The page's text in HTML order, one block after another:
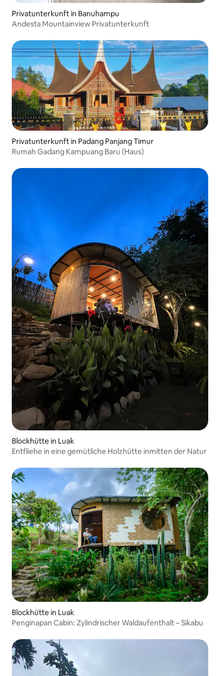
Privatunterkunft in Banuhampu
Andesta Mountainview Privatunterkunft
Privatunterkunft in Padang Panjang Timur
Rumah Gadang Kampuang Baru (Haus)
Blockhütte in Luak
Entfliehe in eine gemütliche Holzhütte inmitten der Natur
Blockhütte in Luak
Penginapan Cabin: Zylindrischer Waldaufenthalt – Sikabu